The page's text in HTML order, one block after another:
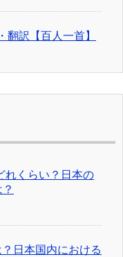
翻訳【百人一首】
れくらい？日本の
日本国内における